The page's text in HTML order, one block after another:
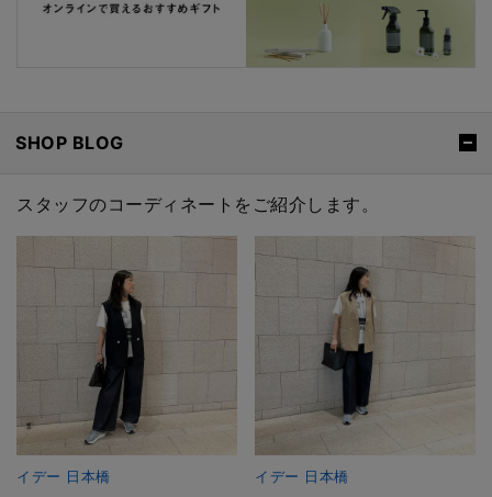
SHOP BLOG
スタッフのコーディネートをご紹介します。
イデー 日本橋 イデー 日本橋